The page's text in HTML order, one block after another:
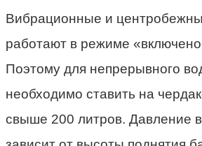
Вибрационные и
работают в режиме
Поэтому для непрерывного
необходимо ставить на
свыше 200 литров. Давление